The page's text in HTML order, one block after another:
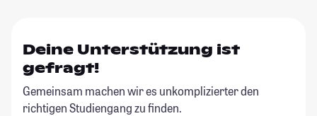
Deine Unterstützung ist
gefragt!
Gemeinsam machen wir es unkomplizierter den
richtigen Studiengang zu finden.